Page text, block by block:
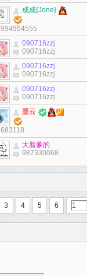
成成{Jone}
994994555
090716zzj
090716zzj
090716zzj
090716zzj
090716zzj
090716zzj
墨云
683118
大脸爹的
987330068
3 4 5 6